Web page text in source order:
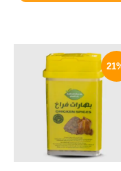
الأصلي
هو:
70 EGP.
الحالي
55 EGP.